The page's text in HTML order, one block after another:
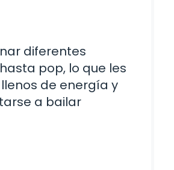
diferentes
pop, lo que les
de energía y
a bailar